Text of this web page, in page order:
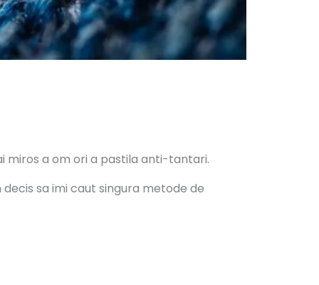
miros a om ori a pastila anti-tantari.
sa imi caut singura metode de